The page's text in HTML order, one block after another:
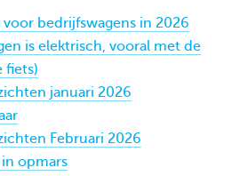
bedrijfswagens in 2026
is elektrisch, vooral met de
fiets)
januari 2026
Februari 2026
opmars